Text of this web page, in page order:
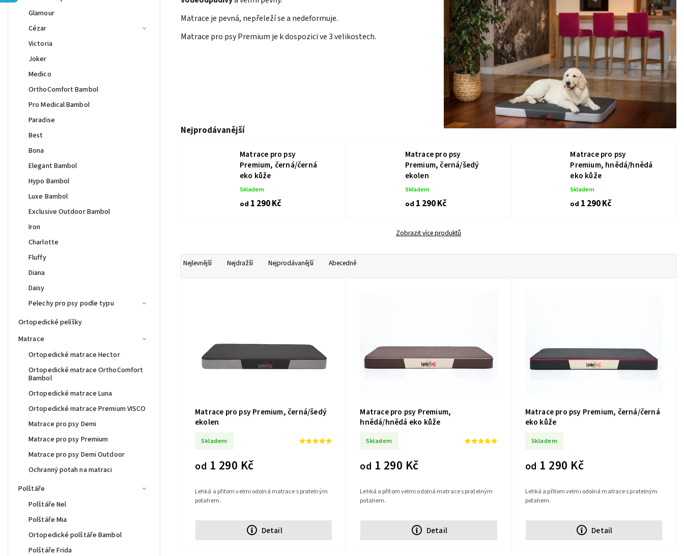
Glamour
Cézar
Victoria
Joker
Medico
OrthoComfort Bambol
Pro Medical Bambol
Paradise
Best
Bona
Elegant Bambol
Hypo Bambol
Luxe Bambol
Exclusive Outdoor Bambol
Iron
Charlotte
Fluffy
Diana
Daisy
Pelechy pro psy podle typu
Ortopedické pelíšky
Matrace
Ortopedické matrace Hector
Ortopedické matrace OrthoComfort
Bambol
Ortopedické matrace Luna
Ortopedické matrace Premium VISCO
Matrace pro psy Demi
Matrace pro psy Premium
Matrace pro psy Demi Outdoor
Ochranný potah na matraci
Polštáře
Polštáře Nel
Polštáře Mia
Ortopedické polštáře Bambol
Polštáře Frida
Matrace je pevná, nepřeleží se a nedeformuje.
Matrace pro psy Premium je k dospozici ve 3 velikostech.
Nejprodávanější
Matrace pro psy
Premium, černá/černá
eko kůže
Skladem
od 1 290 Kč
Matrace pro psy
Premium, černá/šedý
ekolen
Skladem
od 1 290 Kč
Matrace pro psy
Premium, hnědá/hnědá
eko kůže
Skladem
od 1 290 Kč
Zobrazit více produktů
Nejlevnější Nejdražší Nejprodávanější Abecedně
Matrace pro psy Premium, černá/šedý
ekolen
Skladem
od 1 290 Kč
Detail
Lehká a přitom velmi odolná matrace s pratelným
potahem.
Matrace pro psy Premium,
hnědá/hnědá eko kůže
Skladem
od 1 290 Kč
Detail
Lehká a přitom velmi odolná matrace s pratelným
potahem.
Matrace pro psy Premium, černá/černá
eko kůže
Skladem
od 1 290 Kč
Detail
Lehká a přitom velmi odolná matrace s pratelným
potahem.